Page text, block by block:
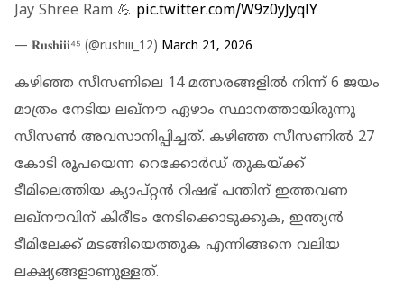
Jay Shree Ram 💪 pic.twitter.com/W9z0yJyqlY
— 𝐑𝐮𝐬𝐡𝐢𝐢𝐢⁴⁵ (@rushiii_12) March 21, 2026
കഴിഞ്ഞ സീസണിലെ 14 മത്സരങ്ങളിൽ നിന്ന് 6 ജയം
മാത്രം നേടിയ ലഖ്നൗ ഏഴാം സ്ഥാനത്തായിരുന്നു
സീസൺ അവസാനിപ്പിച്ചത്. കഴിഞ്ഞ സീസണിൽ 27
കോടി രൂപയെന്ന റെക്കോർഡ് തുകയ്ക്ക്
ടീമിലെത്തിയ ക്യാപ്റ്റൻ റിഷഭ് പന്തിന് ഇത്തവണ
ലഖ്നൗവിന് കിരീടം നേടിക്കൊടുക്കുക, ഇന്ത്യൻ
ടീമിലേക്ക് മടങ്ങിയെത്തുക എന്നിങ്ങനെ വലിയ
ലക്ഷ്യങ്ങളാണുള്ളത്.